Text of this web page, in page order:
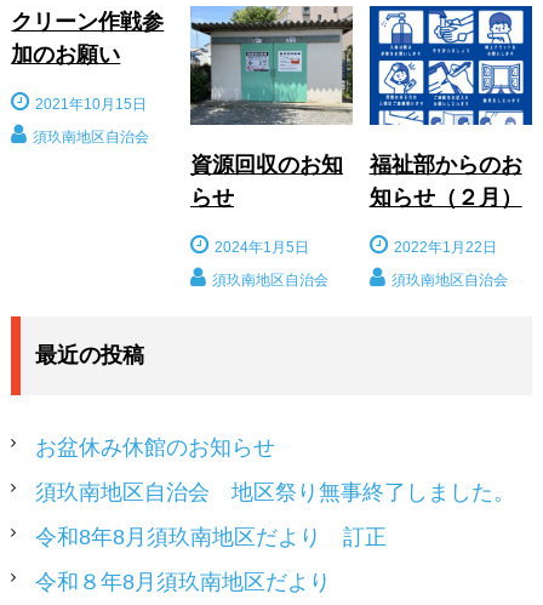
クリーン作戦参
加のお願い
2021年10月15日
須玖南地区自治会
資源回収のお知
らせ
2024年1月5日
須玖南地区自治会
福祉部からのお
知らせ（２月）
2022年1月22日
須玖南地区自治会
最近の投稿
お盆休み休館のお知らせ
須玖南地区自治会 地区祭り無事終了しました。
令和8年8月須玖南地区だより 訂正
令和８年8月須玖南地区だより